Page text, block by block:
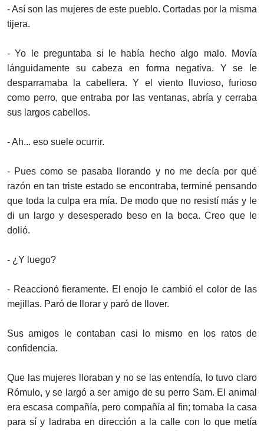
- Así son las mujeres de este pueblo. Cortadas por la misma
tijera.
- Yo le preguntaba si le había hecho algo malo. Movía
lánguidamente su cabeza en forma negativa. Y se le
desparramaba la cabellera. Y el viento lluvioso, furioso
como perro, que entraba por las ventanas, abría y cerraba
sus largos cabellos.
- Ah... eso suele ocurrir.
- Pues como se pasaba llorando y no me decía por qué
razón en tan triste estado se encontraba, terminé pensando
que toda la culpa era mía. De modo que no resistí más y le
di un largo y desesperado beso en la boca. Creo que le
dolió.
- ¿Y luego?
- Reaccionó fieramente. El enojo le cambió el color de las
mejillas. Paró de llorar y paró de llover.
Sus amigos le contaban casi lo mismo en los ratos de
confidencia.
Que las mujeres lloraban y no se las entendía, lo tuvo claro
Rómulo, y se largó a ser amigo de su perro Sam. El animal
era escasa compañía, pero compañía al fin; tomaba la casa
para sí y ladraba en dirección a la calle con lo que metía